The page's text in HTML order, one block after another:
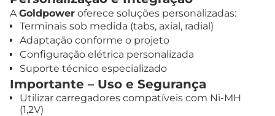
AGoldpower oferece soluções personalizadas:
Terminais sob medida (tabs, axial, radial)
Adaptação conforme o projeto
Configuração elétrica personalizada
Suporte técnico especializado
Importante – Uso e Segurança
Utilizar carregadores compatíveis com Ni-MH
(1,2V)